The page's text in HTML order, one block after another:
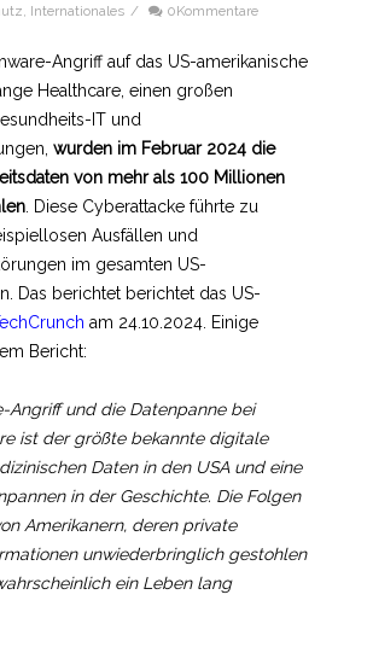
Internationales / 0Kommentare
Angriff auf das US-amerikanische
Healthcare, einen großen
IT und
wurden im Februar 2024 die
von mehr als 100 Millionen
. Diese Cyberattacke führte zu
Ausfällen und
im gesamten US-
Das berichtet berichtet das US-
am 24.10.2024. Einige
Bericht:
Angriff und die Datenpanne bei
ist der größte bekannte digitale
Daten in den USA und eine
in der Geschichte. Die Folgen
Amerikanern, deren private
unwiederbringlich gestohlen
ein Leben lang